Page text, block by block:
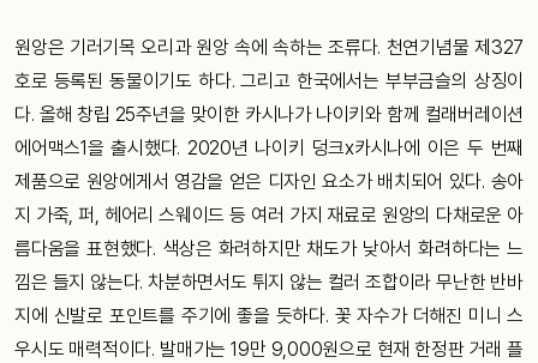
원앙은 기러기목 오리과 원앙 속에 속하는 조류다. 천연기념물 제327
호로 등록된 동물이기도 하다. 그리고 한국에서는 부부금슬의 상징이
다. 올해 창립 25주년을 맞이한 카시나가 나이키와 함께 컬래버레이션
에어맥스1을 출시했다. 2020년 나이키 덩크x카시나에 이은 두 번째
제품으로 원앙에게서 영감을 얻은 디자인 요소가 배치되어 있다. 송아
지 가죽, 퍼, 헤어리 스웨이드 등 여러 가지 재료로 원앙의 다채로운 아
름다움을 표현했다. 색상은 화려하지만 채도가 낮아서 화려하다는 느
낌은 들지 않는다. 차분하면서도 튀지 않는 컬러 조합이라 무난한 반바
지에 신발로 포인트를 주기에 좋을 듯하다. 꽃 자수가 더해진 미니 스
우시도 매력적이다. 발매가는 19만 9,000원으로 현재 한정판 거래 플